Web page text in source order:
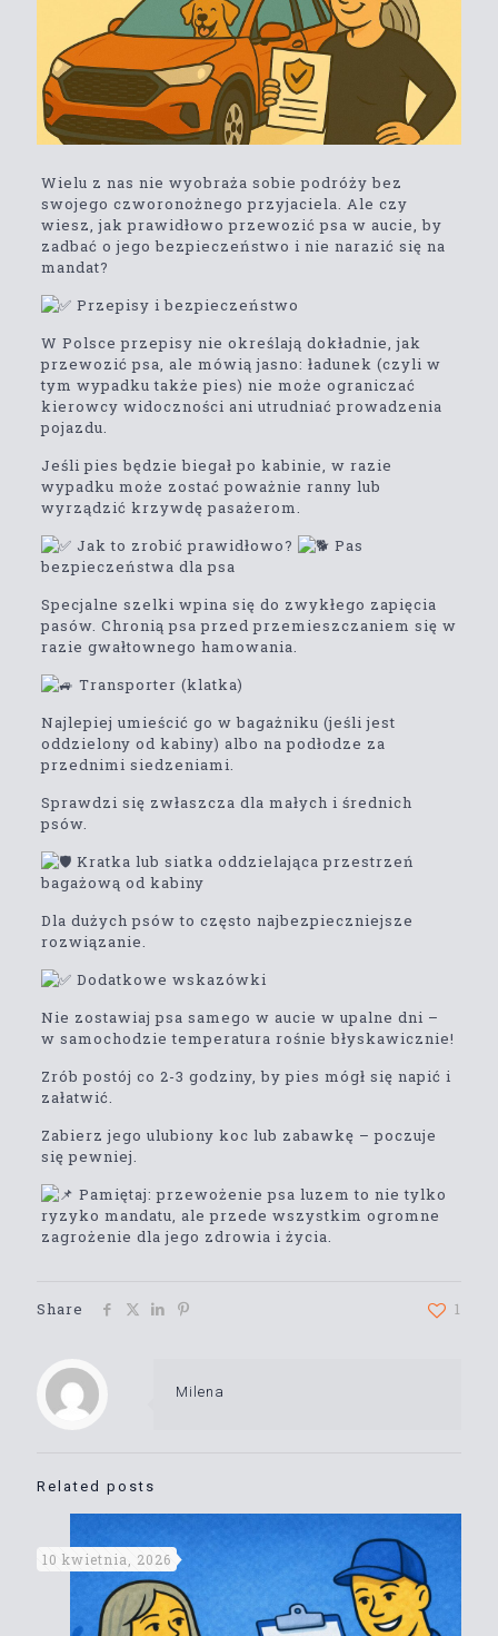
Wielu z nas nie wyobraża sobie podróży bez
swojego czworonożnego przyjaciela. Ale czy
wiesz, jak prawidłowo przewozić psa w aucie, by
zadbać o jego bezpieczeństwo i nie narazić się na
mandat?
Przepisy i bezpieczeństwo
W Polsce przepisy nie określają dokładnie, jak
przewozić psa, ale mówią jasno: ładunek (czyli w
tym wypadku także pies) nie może ograniczać
kierowcy widoczności ani utrudniać prowadzenia
pojazdu.
Jeśli pies będzie biegał po kabinie, w razie
wypadku może zostać poważnie ranny lub
wyrządzić krzywdę pasażerom.
Jak to zrobić prawidłowo?
Pas
bezpieczeństwa dla psa
Specjalne szelki wpina się do zwykłego zapięcia
pasów. Chronią psa przed przemieszczaniem się w
razie gwałtownego hamowania.
Transporter (klatka)
Najlepiej umieścić go w bagażniku (jeśli jest
oddzielony od kabiny) albo na podłodze za
przednimi siedzeniami.
Sprawdzi się zwłaszcza dla małych i średnich
psów.
Kratka lub siatka oddzielająca przestrzeń
bagażową od kabiny
Dla dużych psów to często najbezpieczniejsze
rozwiązanie.
Dodatkowe wskazówki
Nie zostawiaj psa samego w aucie w upalne dni –
w samochodzie temperatura rośnie błyskawicznie!
Zrób postój co 2-3 godziny, by pies mógł się napić i
załatwić.
Zabierz jego ulubiony koc lub zabawkę – poczuje
się pewniej.
Pamiętaj: przewożenie psa luzem to nie tylko
ryzyko mandatu, ale przede wszystkim ogromne
zagrożenie dla jego zdrowia i życia.
Share 1
Milena
Related posts
10 kwietnia, 2026